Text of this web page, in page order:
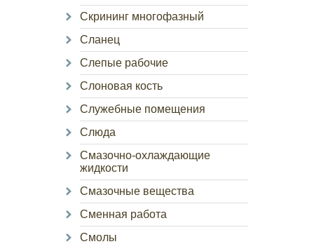
Скрининг многофазный
Сланец
Слепые рабочие
Слоновая кость
Служебные помещения
Слюда
Смазочно-охлаждающие
жидкости
Смазочные вещества
Сменная работа
Смолы